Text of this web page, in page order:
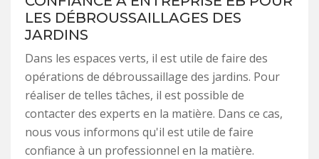
LES DÉBROUSSAILLAGES DES
JARDINS
Dans les espaces verts, il est utile de faire des
opérations de débroussaillage des jardins. Pour
réaliser de telles tâches, il est possible de
contacter des experts en la matière. Dans ce cas,
nous vous informons qu'il est utile de faire
confiance à un professionnel en la matière.